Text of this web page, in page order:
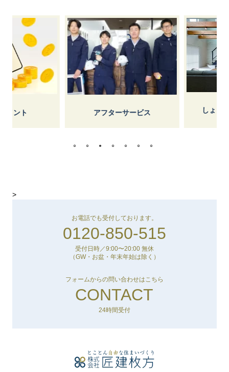
ント アフターサービス しょうけ
>
お電話でも受付しております。
0120-850-515
受付日時／9:00〜20:00 無休
（GW・お盆・年末年始は除く）
フォームからの問い合わせはこちら
CONTACT
24時間受付